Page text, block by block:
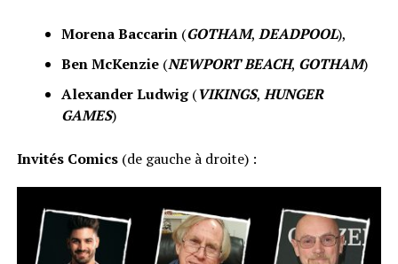
Morena Baccarin(GOTHAM, DEADPOOL),
Ben McKenzie(NEWPORT BEACH, GOTHAM)
Alexander Ludwig(VIKINGS, HUNGER
GAMES)
Invités Comics(de gauche à droite) :